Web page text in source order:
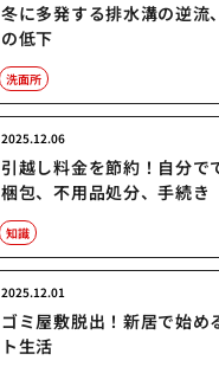
冬に多発する排水溝の逆流
の低下
洗面所
引越し料金を節約！自分で
梱包、不用品処分、手続き
2025.12.06
知識
ゴミ屋敷脱出！新居で始め
ト生活
2025.12.01